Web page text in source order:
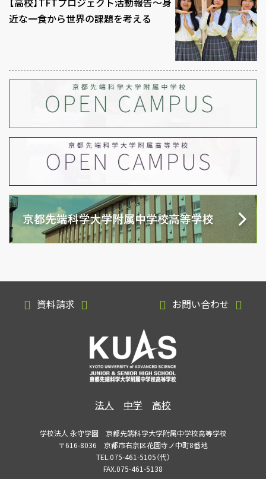
近な一食から世界の課題を考える
資料請求 お問い合わせ
法人 中学 高校
学校法人 永守学園 京都先端科学大学附属中学校高等学校
〒616-8036 京都市右京区花園寺ノ中町8番地
TEL.075-461-5105（代）
FAX.075-461-5138